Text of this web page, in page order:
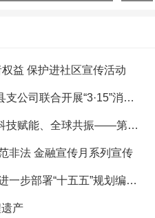
定开展2026防范非法 金融
权益 保护进社区宣传活动
国寿财险保定中支与望都县支公司联合开展“3·15”消费者权益
文化新观察｜国漫扬帆、科技赋能、全球共振——第二十一届中国国
非法 金融宣传月系列宣传
天津市委常委会召开会议 进一步部署“十五五”规划编制、海防建
产